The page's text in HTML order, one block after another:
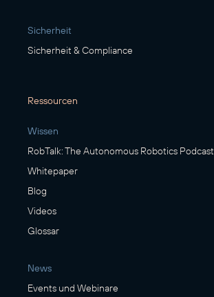
Sicherheit
Sicherheit & Compliance
Ressourcen
Wissen
RobTalk: The Autonomous Robotics Podcast
Whitepaper
Blog
Videos
Glossar
News
Events und Webinare